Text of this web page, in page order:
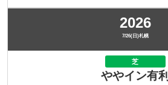
2026
7/26(日)札幌
芝
ややイン有利